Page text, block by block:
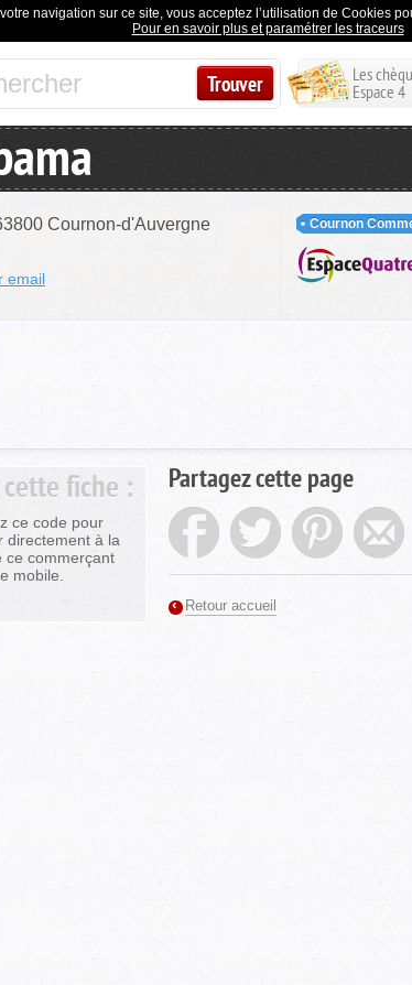
navigation sur ce site, vous acceptez l’utilisation de Cookies
Pour en savoir plus et paramétrer les traceurs